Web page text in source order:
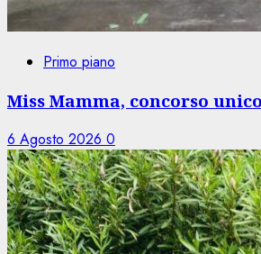
Primo piano
Miss Mamma, concorso
6 Agosto 2026 0